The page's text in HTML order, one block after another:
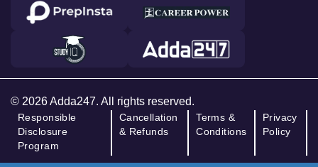
© 2026 Adda247. All rights reserved.
Responsible
Disclosure
Program
Cancellation
& Refunds
Terms &
Conditions
Privacy
Policy